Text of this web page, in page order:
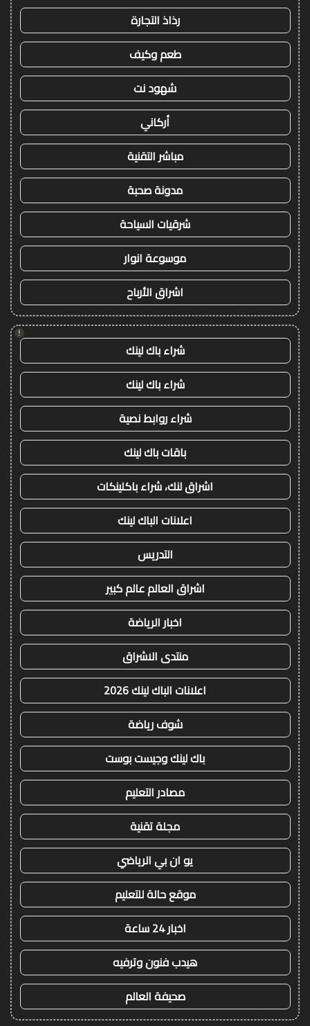
رذاذ التجارة
طعم وكيف
شهود نت
أركاني
مباشر التقنية
مدونة صحبة
شرقيات السياحة
موسوعة انوار
اشراق الأرباح
!
شراء باك لينك
شراء باك لينك
شراء روابط نصية
باقات باك لينك
اشراق لنك، شراء باكلينكات
اعلانات الباك لينك
التدريس
اشراق العالم عالم كبير
اخبار الرياضة
منتدى الاشراق
اعلانات الباك لينك 2026
شوف رياضة
باك لينك وجيست بوست
مصادر التعليم
مجلة تقنية
يو ان بي الرياضي
موقع حالة للتعليم
اخبار 24 ساعة
هيدب فنون وترفيه
صحيفة العالم